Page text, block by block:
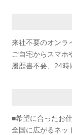
来社不要のオンラ
ご自宅からスマホ
履歴書不要、24時
■希望に合ったお
全国に広がるネッ